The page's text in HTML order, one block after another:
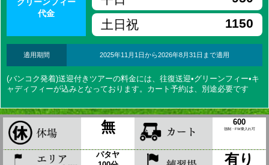
代金
土日祝
1150
適用期間 2025年11月1日から2026年8月31日まで適用
(バンコク発着)送迎付きツアーの料金には、往復送迎•グリーンフィー•キ
ャディフィーが込みとなっております。カート予約は、別途必要です
無 600
強制・FW乗入れ可
パタヤ
有り